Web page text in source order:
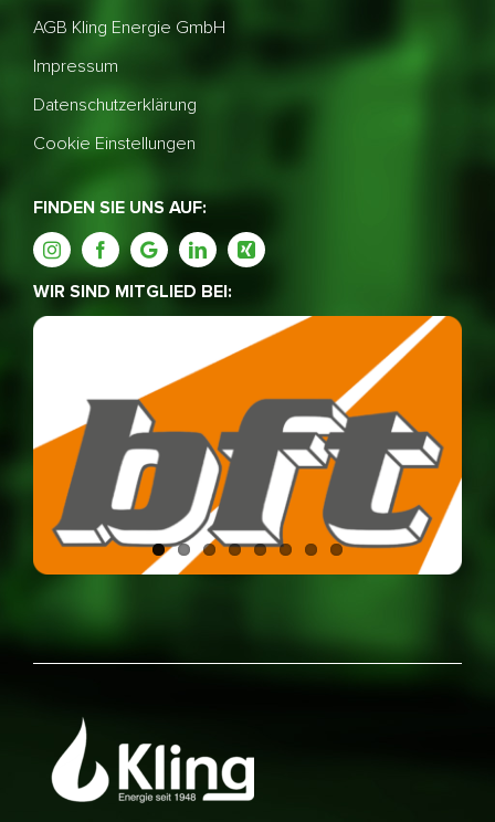
AGB Kling Energie GmbH
Impressum
Datenschutzerklärung
Cookie Einstellungen
FINDEN SIE UNS AUF:
WIR SIND MITGLIED BEI: